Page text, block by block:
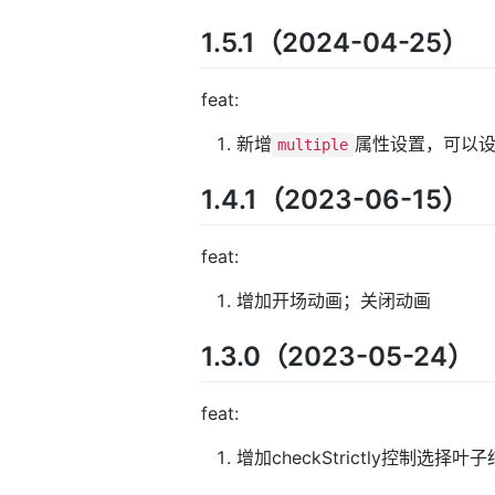
1.5.1（2024-04-25）
feat:
新增 multiple 属性设置，可以
1.4.1（2023-06-15）
feat:
增加开场动画；关闭动画
1.3.0（2023-05-24）
feat:
增加checkStrictly控制选择叶子